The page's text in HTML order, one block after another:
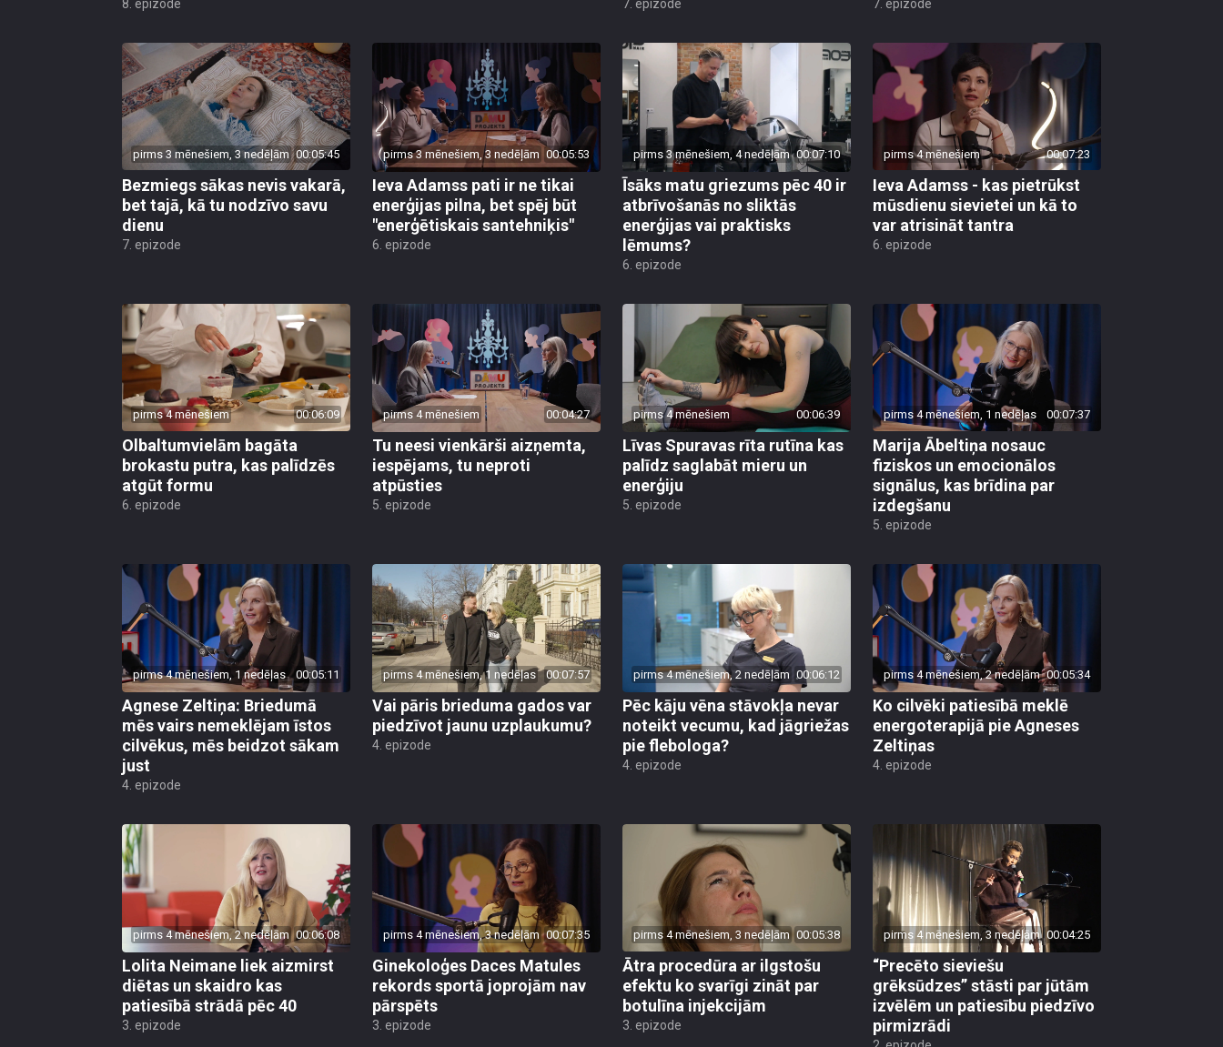
8. epizode 7. epizode 7. epizode
pirms 3 mēnešiem, 3 nedēļām 00:05:45
Bezmiegs sākas nevis vakarā,
bet tajā, kā tu nodzīvo savu
dienu
7. epizode
pirms 3 mēnešiem, 3 nedēļām 00:05:53
Ieva Adamss pati ir ne tikai
enerģijas pilna, bet spēj būt
"enerģētiskais santehniķis"
6. epizode
pirms 3 mēnešiem, 4 nedēļām 00:07:10
Īsāks matu griezums pēc 40 ir
atbrīvošanās no sliktās
enerģijas vai praktisks
lēmums?
6. epizode
pirms 4 mēnešiem 00:07:23
Ieva Adamss - kas pietrūkst
mūsdienu sievietei un kā to
var atrisināt tantra
6. epizode
pirms 4 mēnešiem 00:06:09
Olbaltumvielām bagāta
brokastu putra, kas palīdzēs
atgūt formu
6. epizode
pirms 4 mēnešiem 00:04:27
Tu neesi vienkārši aizņemta,
iespējams, tu neproti
atpūsties
5. epizode
pirms 4 mēnešiem 00:06:39
Līvas Spuravas rīta rutīna kas
palīdz saglabāt mieru un
enerģiju
5. epizode
pirms 4 mēnešiem, 1 nedēļas 00:07:37
Marija Ābeltiņa nosauc
fiziskos un emocionālos
signālus, kas brīdina par
izdegšanu
5. epizode
pirms 4 mēnešiem, 1 nedēļas 00:05:11
Agnese Zeltiņa: Briedumā
mēs vairs nemeklējam īstos
cilvēkus, mēs beidzot sākam
just
4. epizode
pirms 4 mēnešiem, 1 nedēļas 00:07:57
Vai pāris brieduma gados var
piedzīvot jaunu uzplaukumu?
4. epizode
pirms 4 mēnešiem, 2 nedēļām 00:06:12
Pēc kāju vēna stāvokļa nevar
noteikt vecumu, kad jāgriežas
pie flebologa?
4. epizode
pirms 4 mēnešiem, 2 nedēļām 00:05:34
Ko cilvēki patiesībā meklē
energoterapijā pie Agneses
Zeltiņas
4. epizode
pirms 4 mēnešiem, 2 nedēļām 00:06:08
Lolita Neimane liek aizmirst
diētas un skaidro kas
patiesībā strādā pēc 40
3. epizode
pirms 4 mēnešiem, 3 nedēļām 00:07:35
Ginekoloģes Daces Matules
rekords sportā joprojām nav
pārspēts
3. epizode
pirms 4 mēnešiem, 3 nedēļām 00:05:38
Ātra procedūra ar ilgstošu
efektu ko svarīgi zināt par
botulīna injekcijām
3. epizode
pirms 4 mēnešiem, 3 nedēļām 00:04:25
“Precēto sieviešu
grēksūdzes” stāsti par jūtām
izvēlēm un patiesību piedzīvo
pirmizrādi